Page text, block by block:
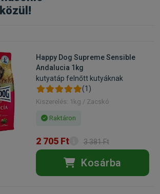
Happy Dog Supreme Sensible
Andalucia 1kg
kutyatáp felnőtt kutyáknak
(1)
Kiszerelés: 1kg / Zacskó
Raktáron
2 705 Ft 3 381 Ft
Kosárba